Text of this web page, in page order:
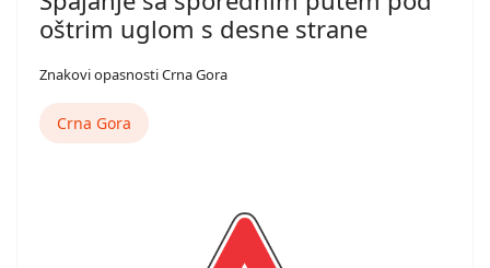
oštrim uglom s desne strane
Znakovi opasnosti Crna Gora
Crna Gora